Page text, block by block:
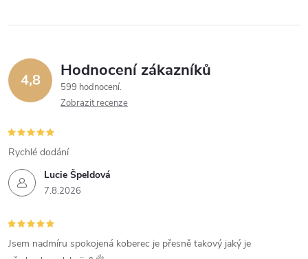
4,8 Hodnocení zákazníků
599 hodnocení
Zobrazit recenze
Lucie Špeldová
7.8.2026
Rychlé dodání
Jsem nadmíru spokojená koberec je přesně takový jaký je